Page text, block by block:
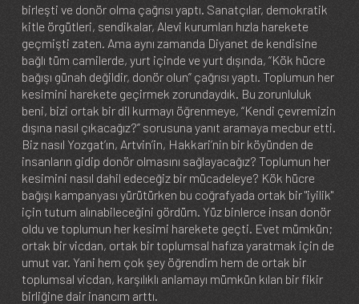
birleşti ve donör olma çağrısı yaptı. Sanatçılar, demokratik
kitle örgütleri, sendikalar, Alevi kurumları hızla harekete
geçmişti zaten. Ama aynı zamanda Diyanet de kendisine
bağlı tüm camilerde, yurt içinde ve yurt dışında, “Kök hücre
bağışı günah değildir, donör olun” çağrısı yaptı. Toplumun her
kesimini harekete geçirmek zorundaydık. Bu zorunluluk
beni, bizi ortak bir dil kurmayı öğrenmeye, “Kendi çevremizin
dışına nasıl çıkacağız?” sorusuna yanıt aramaya mecbur etti.
Biz nasıl Yozgat’ın, Artvin’in, Hakkari’nin bir köyünden de
insanların gidip donör olmasını sağlayacağız? Toplumun her
kesimini nasıl dahil edeceğiz bir mücadeleye? Kök hücre
bağışı kampanyası yürütürken bu coğrafyada ortak bir "iyilik"
için tutum alınabileceğini gördüm. Yüz binlerce insan donör
oldu ve toplumun her kesimi harekete geçti. Evet mümkün;
ortak bir vicdan, ortak bir toplumsal hafıza yaratmak için de
umut var. Yani hem çok şey öğrendim hem de ortak bir
toplumsal vicdan, karşılıklı anlamayı mümkün kılan bir fikir
birliğine dair inancım arttı.